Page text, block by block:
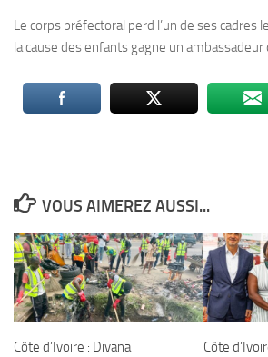
Le corps préfectoral perd l’un de ses cadres
la cause des enfants gagne un ambassadeur
VOUS AIMEREZ AUSSI...
Côte d’Ivoire : Divana
Côte